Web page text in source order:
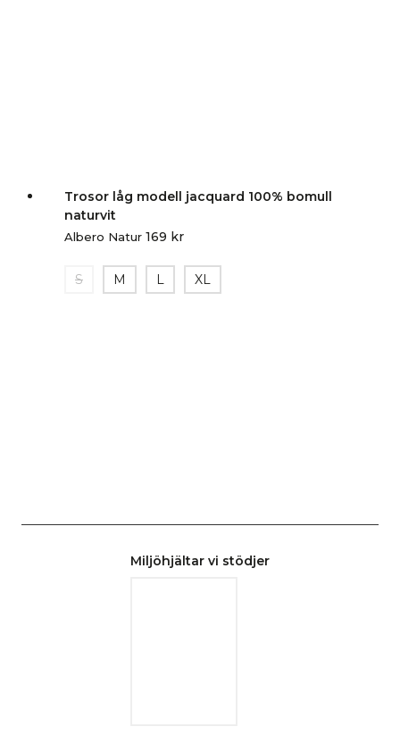
Trosor låg modell jacquard 100% bomull
naturvit
Albero Natur 169 kr
S M L XL
Miljöhjältar vi stödjer